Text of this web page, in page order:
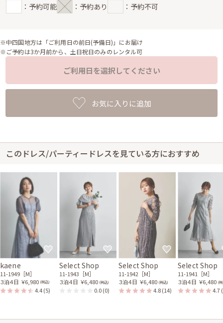
：予約可能 ：予約あり ：予約不可
※中四国地方は「ご利用日の前日(予備日)」にお届け
※ご予約は3か月前から、土日祝日のみのレンタル可
ご利用日を選択してください
お気に入りに追加
このドレス/パーティードレスを見ている方におすすめ
kaene
11-1949［M］
３泊４日 ￥6,980 (税込)
4.4(5)
Select Shop
11-1943［M］
３泊４日 ￥6,480 (税込)
0.0(0)
Select Shop
11-1942［M］
３泊４日 ￥6,480 (税込)
4.8(14)
Select Shop
11-1941［M］
３泊４日 ￥6,480 (
4.7